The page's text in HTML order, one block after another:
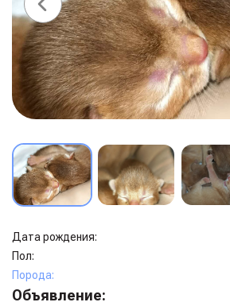
Дата рождения:
Пол:
Порода:
Объявление: